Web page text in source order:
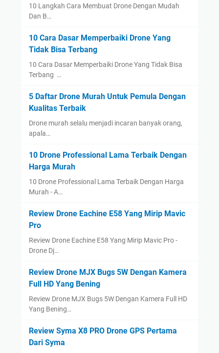
10 Langkah Cara Membuat Drone Dengan Mudah
Dan B…
10 Cara Dasar Memperbaiki Drone Yang
Tidak Bisa Terbang
10 Cara Dasar Memperbaiki Drone Yang Tidak Bisa
Terbang …
5 Daftar Drone Murah Untuk Pemula Dengan
Kualitas Terbaik
Drone murah selalu menjadi incaran banyak orang,
apala…
10 Drone Professional Lama Terbaik Dengan
Harga Murah
10 Drone Professional Lama Terbaik Dengan Harga
Murah - A…
Review Drone Eachine E58 Yang Mirip Mavic
Pro
Review Drone Eachine E58 Yang Mirip Mavic Pro -
Drone Dj…
Review Drone MJX Bugs 5W Dengan Kamera
Full HD Yang Bening
Review Drone MJX Bugs 5W Dengan Kamera Full HD
Yang Bening…
Review Syma X8 PRO Drone GPS Pertama
Dari Syma